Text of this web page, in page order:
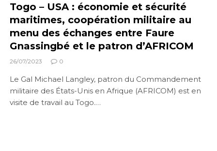
Togo – USA : économie et sécurité
maritimes, coopération militaire au
menu des échanges entre Faure
Gnassingbé et le patron d’AFRICOM
26/07/2023 0
Le Gal Michael Langley, patron du Commandement
militaire des États-Unis en Afrique (AFRICOM) est en
visite de travail au Togo.…